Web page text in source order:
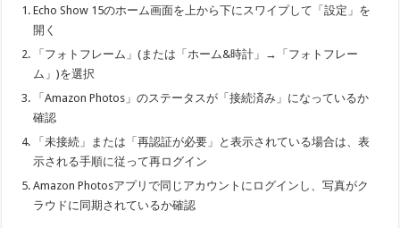
Echo Show 15のホーム画面を上から下にスワイプして「設定」を
開く
「フォトフレーム」(または「ホーム&時計」→「フォトフレー
ム」)を選択
「Amazon Photos」のステータスが「接続済み」になっているか
確認
「未接続」または「再認証が必要」と表示されている場合は、表
示される手順に従って再ログイン
Amazon Photosアプリで同じアカウントにログインし、写真がク
ラウドに同期されているか確認